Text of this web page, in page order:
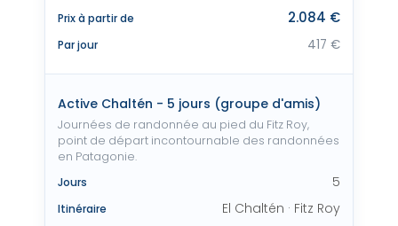
Prix à partir de 2.084 €
Par jour 417 €
Active Chaltén - 5 jours (groupe d'amis)
Journées de randonnée au pied du Fitz Roy,
point de départ incontournable des randonnées
en Patagonie.
Jours
5
Itinéraire El Chaltén · Fitz Roy